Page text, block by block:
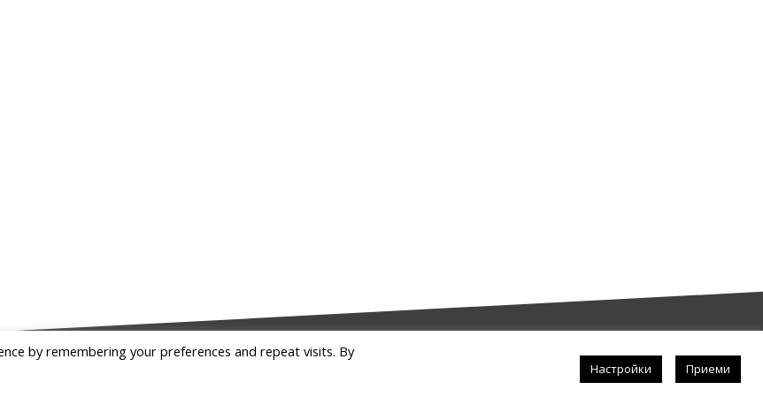
by remembering your preferences and repeat visits. By
Настройки Приеми